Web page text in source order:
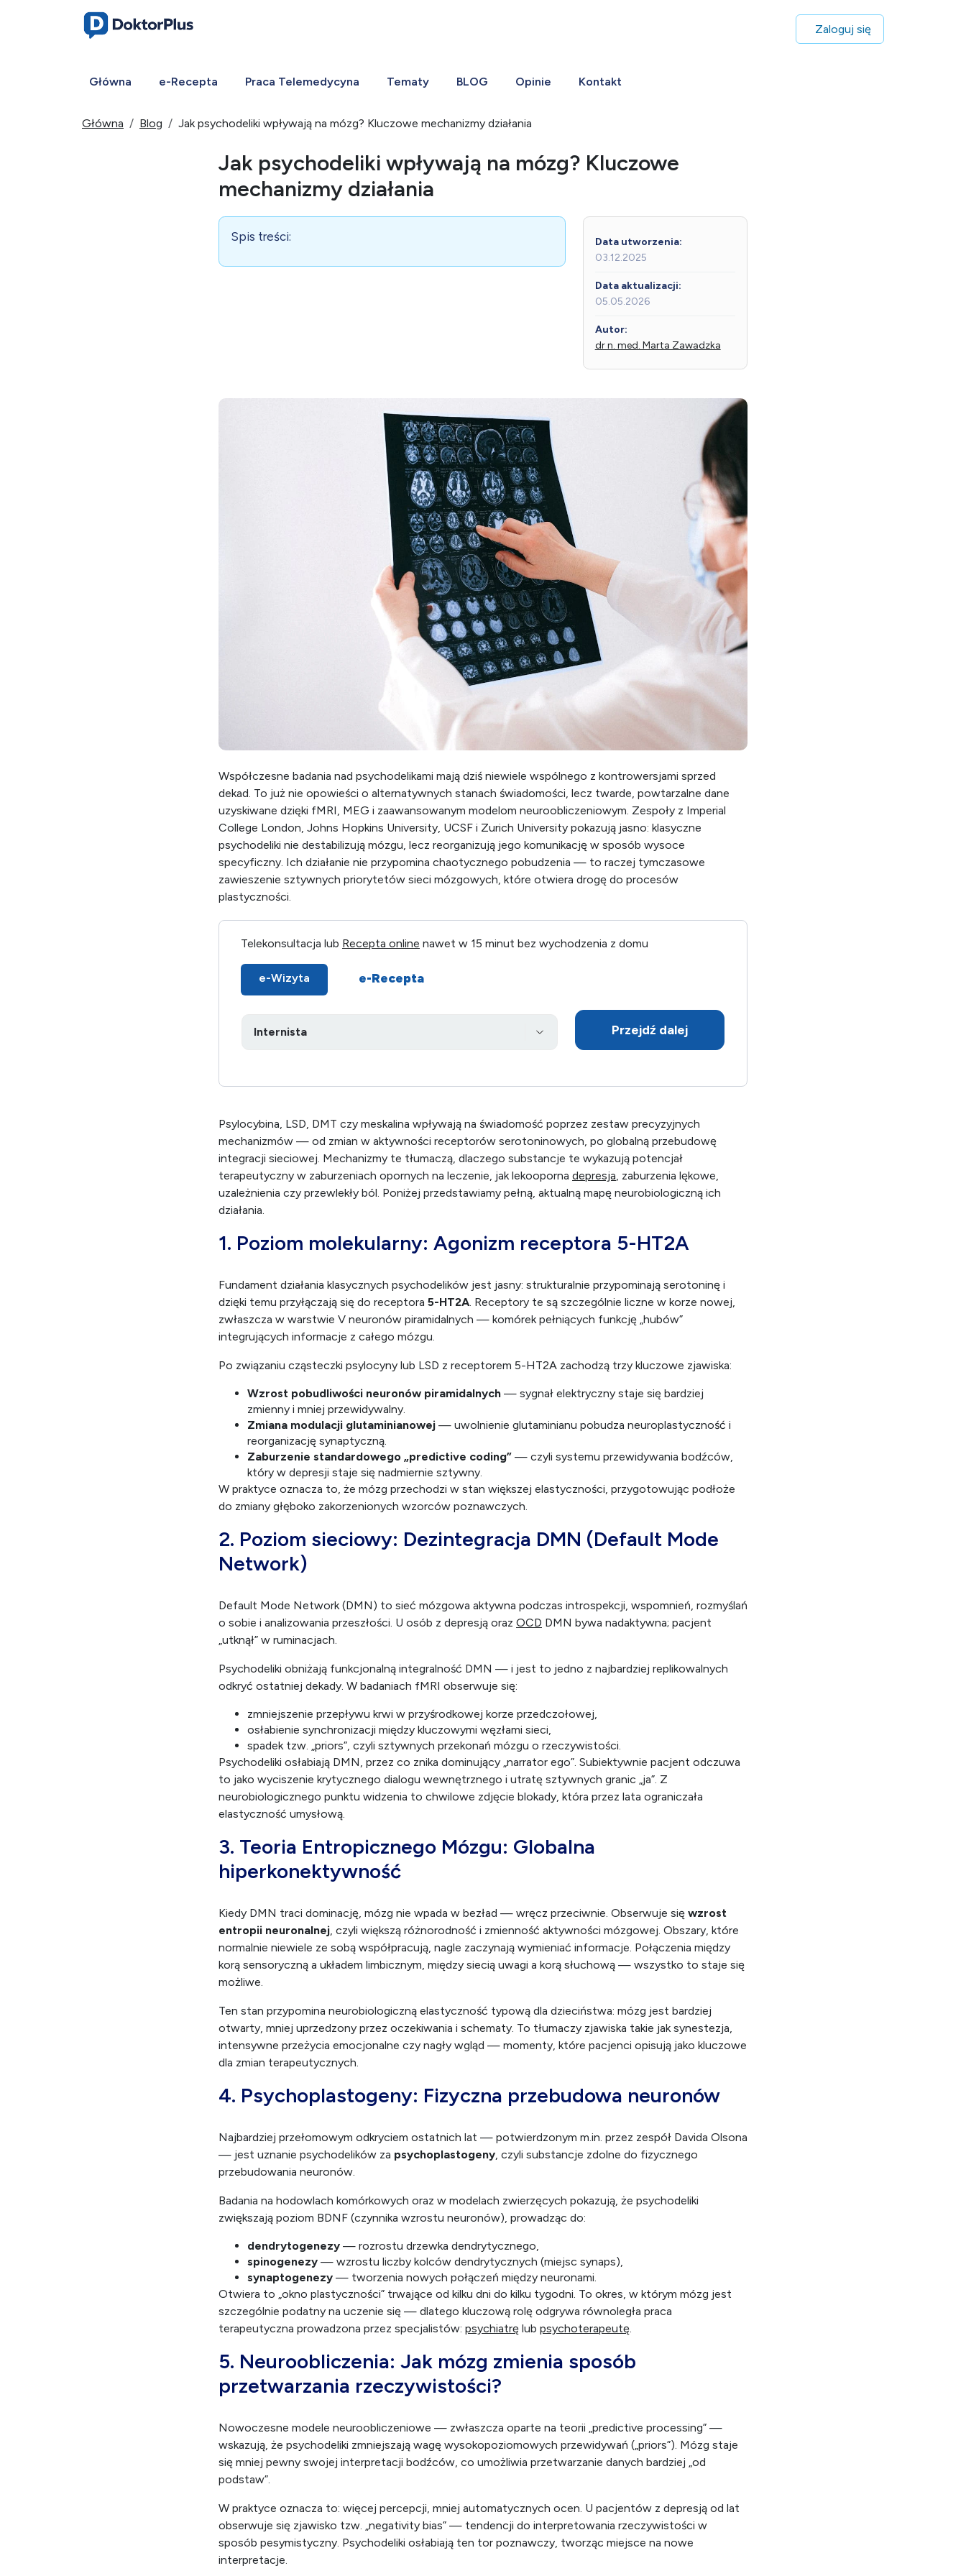
Zaloguj się
Główna e-Recepta Praca Telemedycyna Tematy BLOG Opinie Kontakt
Główna Blog Jak psychodeliki wpływają na mózg? Kluczowe mechanizmy działania
Jak psychodeliki wpływają na mózg? Kluczowe
mechanizmy działania
Spis treści:
Data utworzenia:
03.12.2025
Data aktualizacji:
05.05.2026
Autor:
dr n. med. Marta Zawadzka
Współczesne badania nad psychodelikami mają dziś niewiele wspólnego z kontrowersjami sprzed
dekad. To już nie opowieści o alternatywnych stanach świadomości, lecz twarde, powtarzalne dane
uzyskiwane dzięki fMRI, MEG i zaawansowanym modelom neuroobliczeniowym. Zespoły z Imperial
College London, Johns Hopkins University, UCSF i Zurich University pokazują jasno: klasyczne
psychodeliki nie destabilizują mózgu, lecz reorganizują jego komunikację w sposób wysoce
specyficzny. Ich działanie nie przypomina chaotycznego pobudzenia — to raczej tymczasowe
zawieszenie sztywnych priorytetów sieci mózgowych, które otwiera drogę do procesów
plastyczności.
Telekonsultacja lub Recepta online nawet w 15 minut bez wychodzenia z domu
e-Wizyta e-Recepta
Przejdź dalej
Psylocybina, LSD, DMT czy meskalina wpływają na świadomość poprzez zestaw precyzyjnych
mechanizmów — od zmian w aktywności receptorów serotoninowych, po globalną przebudowę
integracji sieciowej. Mechanizmy te tłumaczą, dlaczego substancje te wykazują potencjał
terapeutyczny w zaburzeniach opornych na leczenie, jak lekooporna depresja, zaburzenia lękowe,
uzależnienia czy przewlekły ból. Poniżej przedstawiamy pełną, aktualną mapę neurobiologiczną ich
działania.
1. Poziom molekularny: Agonizm receptora 5-HT2A
Fundament działania klasycznych psychodelików jest jasny: strukturalnie przypominają serotoninę i
dzięki temu przyłączają się do receptora 5-HT2A. Receptory te są szczególnie liczne w korze nowej,
zwłaszcza w warstwie V neuronów piramidalnych — komórek pełniących funkcję „hubów”
integrujących informacje z całego mózgu.
Po związaniu cząsteczki psylocyny lub LSD z receptorem 5-HT2A zachodzą trzy kluczowe zjawiska:
Wzrost pobudliwości neuronów piramidalnych — sygnał elektryczny staje się bardziej
zmienny i mniej przewidywalny.
Zmiana modulacji glutaminianowej — uwolnienie glutaminianu pobudza neuroplastyczność i
reorganizację synaptyczną.
Zaburzenie standardowego „predictive coding” — czyli systemu przewidywania bodźców,
który w depresji staje się nadmiernie sztywny.
W praktyce oznacza to, że mózg przechodzi w stan większej elastyczności, przygotowując podłoże
do zmiany głęboko zakorzenionych wzorców poznawczych.
2. Poziom sieciowy: Dezintegracja DMN (Default Mode
Network)
Default Mode Network (DMN) to sieć mózgowa aktywna podczas introspekcji, wspomnień, rozmyślań
o sobie i analizowania przeszłości. U osób z depresją oraz OCD DMN bywa nadaktywna; pacjent
„utknął” w ruminacjach.
Psychodeliki obniżają funkcjonalną integralność DMN — i jest to jedno z najbardziej replikowalnych
odkryć ostatniej dekady. W badaniach fMRI obserwuje się:
zmniejszenie przepływu krwi w przyśrodkowej korze przedczołowej,
osłabienie synchronizacji między kluczowymi węzłami sieci,
spadek tzw. „priors”, czyli sztywnych przekonań mózgu o rzeczywistości.
Psychodeliki osłabiają DMN, przez co znika dominujący „narrator ego”. Subiektywnie pacjent odczuwa
to jako wyciszenie krytycznego dialogu wewnętrznego i utratę sztywnych granic „ja”. Z
neurobiologicznego punktu widzenia to chwilowe zdjęcie blokady, która przez lata ograniczała
elastyczność umysłową.
3. Teoria Entropicznego Mózgu: Globalna
hiperkonektywność
Kiedy DMN traci dominację, mózg nie wpada w bezład — wręcz przeciwnie. Obserwuje się wzrost
entropii neuronalnej, czyli większą różnorodność i zmienność aktywności mózgowej. Obszary, które
normalnie niewiele ze sobą współpracują, nagle zaczynają wymieniać informacje. Połączenia między
korą sensoryczną a układem limbicznym, między siecią uwagi a korą słuchową — wszystko to staje się
możliwe.
Ten stan przypomina neurobiologiczną elastyczność typową dla dzieciństwa: mózg jest bardziej
otwarty, mniej uprzedzony przez oczekiwania i schematy. To tłumaczy zjawiska takie jak synestezja,
intensywne przeżycia emocjonalne czy nagły wgląd — momenty, które pacjenci opisują jako kluczowe
dla zmian terapeutycznych.
4. Psychoplastogeny: Fizyczna przebudowa neuronów
Najbardziej przełomowym odkryciem ostatnich lat — potwierdzonym m.in. przez zespół Davida Olsona
— jest uznanie psychodelików za psychoplastogeny, czyli substancje zdolne do fizycznego
przebudowania neuronów.
Badania na hodowlach komórkowych oraz w modelach zwierzęcych pokazują, że psychodeliki
zwiększają poziom BDNF (czynnika wzrostu neuronów), prowadząc do:
dendrytogenezy — rozrostu drzewka dendrytycznego,
spinogenezy — wzrostu liczby kolców dendrytycznych (miejsc synaps),
synaptogenezy — tworzenia nowych połączeń między neuronami.
Otwiera to „okno plastyczności” trwające od kilku dni do kilku tygodni. To okres, w którym mózg jest
szczególnie podatny na uczenie się — dlatego kluczową rolę odgrywa równoległa praca
terapeutyczna prowadzona przez specjalistów: psychiatrę lub psychoterapeutę.
5. Neuroobliczenia: Jak mózg zmienia sposób
przetwarzania rzeczywistości?
Nowoczesne modele neuroobliczeniowe — zwłaszcza oparte na teorii „predictive processing” —
wskazują, że psychodeliki zmniejszają wagę wysokopoziomowych przewidywań („priors”). Mózg staje
się mniej pewny swojej interpretacji bodźców, co umożliwia przetwarzanie danych bardziej „od
podstaw”.
W praktyce oznacza to: więcej percepcji, mniej automatycznych ocen. U pacjentów z depresją od lat
obserwuje się zjawisko tzw. „negativity bias” — tendencji do interpretowania rzeczywistości w
sposób pesymistyczny. Psychodeliki osłabiają ten tor poznawczy, tworząc miejsce na nowe
interpretacje.